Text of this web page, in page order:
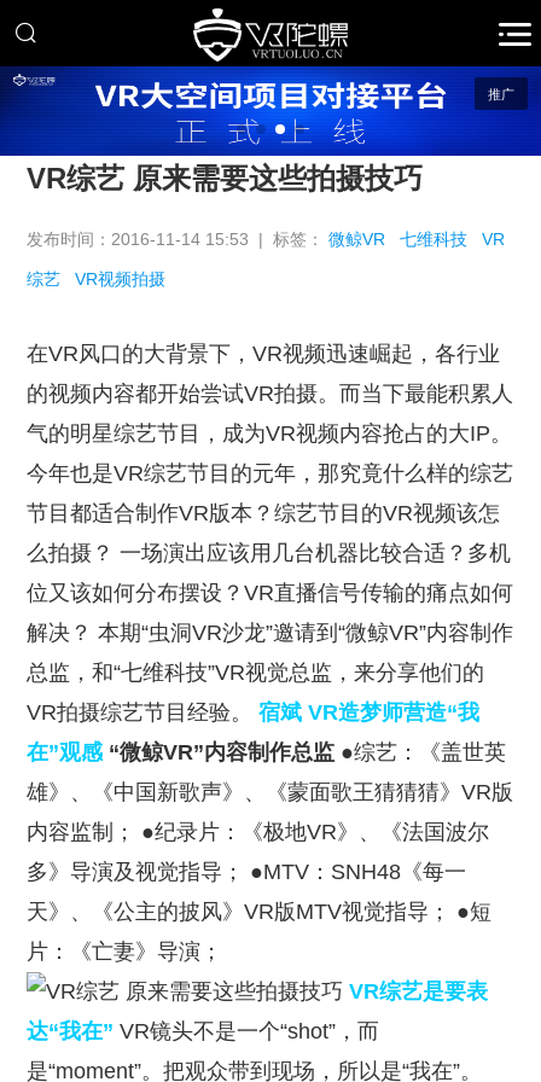
推广
VR综艺 原来需要这些拍摄技巧
发布时间：2016-11-14 15:53 | 标签：微鲸VR 七维科技 VR
综艺 VR视频拍摄
在VR风口的大背景下，VR视频迅速崛起，各行业
的视频内容都开始尝试VR拍摄。而当下最能积累人
气的明星综艺节目，成为VR视频内容抢占的大IP。
今年也是VR综艺节目的元年，那究竟什么样的综艺
节目都适合制作VR版本？综艺节目的VR视频该怎
么拍摄？ 一场演出应该用几台机器比较合适？多机
位又该如何分布摆设？VR直播信号传输的痛点如何
解决？ 本期“虫洞VR沙龙”邀请到“微鲸VR”内容制作
总监，和“七维科技”VR视觉总监，来分享他们的
VR拍摄综艺节目经验。宿斌 VR造梦师营造“我
在”观感 “微鲸VR”内容制作总监 ●综艺：《盖世英
雄》、《中国新歌声》、《蒙面歌王猜猜猜》VR版
内容监制； ●纪录片：《极地VR》、《法国波尔
多》导演及视觉指导； ●MTV：SNH48《每一
天》、《公主的披风》VR版MTV视觉指导； ●短
片：《亡妻》导演；
VR综艺是要表
达“我在” VR镜头不是一个“shot”，而
是“moment”。把观众带到现场，所以是“我在”。